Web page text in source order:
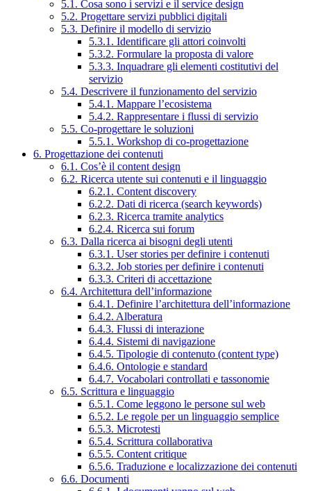
5.1. Cosa sono i servizi e il service design
5.2. Progettare servizi pubblici digitali
5.3. Definire il modello di servizio
5.3.1. Identificare gli attori coinvolti
5.3.2. Formulare la proposta di valore
5.3.3. Inquadrare gli elementi costitutivi del
servizio
5.4. Descrivere il funzionamento del servizio
5.4.1. Mappare l’ecosistema
5.4.2. Rappresentare i flussi di servizio
5.5. Co-progettare le soluzioni
5.5.1. Workshop di co-progettazione
6. Progettazione dei contenuti
6.1. Cos’è il content design
6.2. Ricerca utente sui contenuti e il linguaggio
6.2.1. Content discovery
6.2.2. Dati di ricerca (search keywords)
6.2.3. Ricerca tramite analytics
6.2.4. Ricerca sui forum
6.3. Dalla ricerca ai bisogni degli utenti
6.3.1. User stories per definire i contenuti
6.3.2. Job stories per definire i contenuti
6.3.3. Criteri di accettazione
6.4. Architettura dell’informazione
6.4.1. Definire l’architettura dell’informazione
6.4.2. Alberatura
6.4.3. Flussi di interazione
6.4.4. Sistemi di navigazione
6.4.5. Tipologie di contenuto (content type)
6.4.6. Ontologie e standard
6.4.7. Vocabolari controllati e tassonomie
6.5. Scrittura e linguaggio
6.5.1. Come leggono le persone sul web
6.5.2. Le regole per un linguaggio semplice
6.5.3. Microtesti
6.5.4. Scrittura collaborativa
6.5.5. Content critique
6.5.6. Traduzione e localizzazione dei contenuti
6.6. Documenti